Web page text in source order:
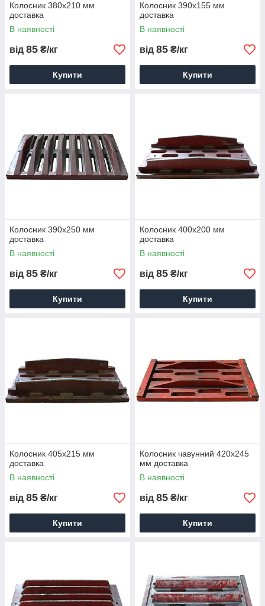
Колосник 380х210 мм
доставка
В наявності
від 85 ₴/кг
Купити
Колосник 390х155 мм
доставка
В наявності
від 85 ₴/кг
Купити
Колосник 390х250 мм
доставка
В наявності
від 85 ₴/кг
Купити
Колосник 400х200 мм
доставка
В наявності
від 85 ₴/кг
Купити
Колосник 405х215 мм
доставка
В наявності
від 85 ₴/кг
Купити
Колосник чавунний 420х245
мм доставка
В наявності
від 85 ₴/кг
Купити